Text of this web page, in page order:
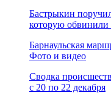
Бастрыкин
которую
Барнаульская
Фото и видео
Сводка
с 20 по 22 декабря